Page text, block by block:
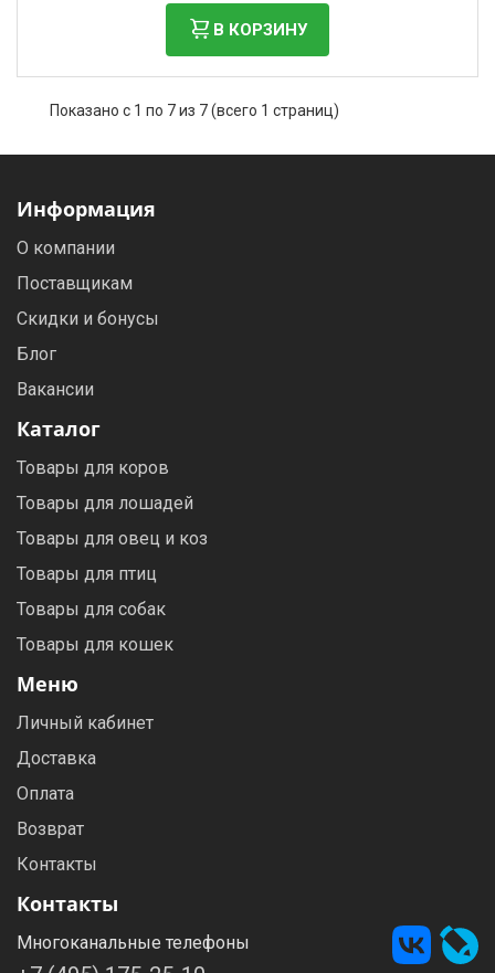
В КОРЗИНУ
Показано с 1 по 7 из 7 (всего 1 страниц)
Информация
О компании
Поставщикам
Скидки и бонусы
Блог
Вакансии
Каталог
Товары для коров
Товары для лошадей
Товары для овец и коз
Товары для птиц
Товары для собак
Товары для кошек
Меню
Личный кабинет
Доставка
Оплата
Возврат
Контакты
Контакты
Многоканальные телефоны